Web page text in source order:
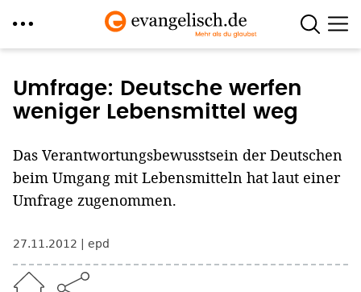
zum
Inhalt
Umfrage: Deutsche werfen
weniger Lebensmittel weg
Das Verantwortungsbewusstsein der Deutschen
beim Umgang mit Lebensmitteln hat laut einer
Umfrage zugenommen.
27.11.2012 epd